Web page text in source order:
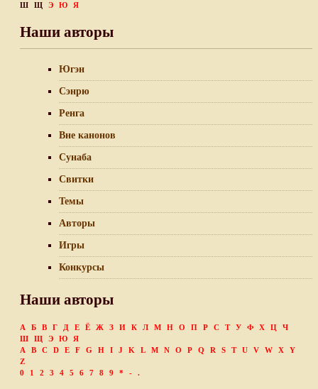
Ш
Щ Э Ю Я
Наши авторы
Югэн
Сэнрю
Ренга
Вне канонов
Сунаба
Свитки
Темы
Авторы
Игры
Конкурсы
Наши авторы
А Б В Г Д Е Ё Ж З И К Л М Н О П Р С Т У Ф Х Ц
Ч
Ш
Щ Э Ю
Я
A
B C D E F G H I J K L M N O P Q R S T U V W X
Y
Z
0
1 2 3 4 5 6 7 8 9 * - .